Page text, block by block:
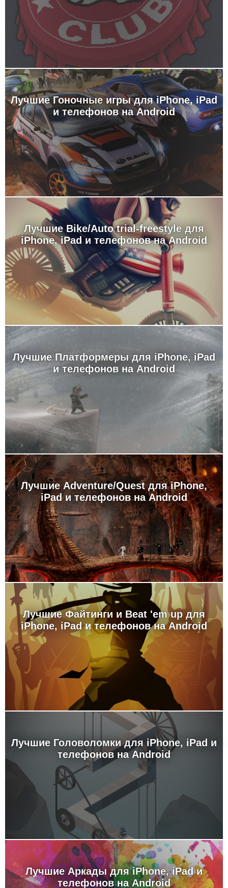
Лучшие Гоночные игры для iPhone, iPad
и телефонов на Android
Лучшие Bike/Auto trial-freestyle для
iPhone, iPad и телефонов на Android
Лучшие Платформеры для iPhone, iPad
и телефонов на Android
Лучшие Adventure/Quest для iPhone,
iPad и телефонов на Android
Лучшие Файтинги и Beat 'em up для
iPhone, iPad и телефонов на Android
Лучшие Головоломки для iPhone, iPad и
телефонов на Android
Лучшие Аркады для iPhone, iPad и
телефонов на Android